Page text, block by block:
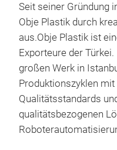
Seit seiner Gründung
Obje Plastik durch
aus.Obje Plastik ist
Exporteure der
großen Werk in
Produktionszyklen
Qualitätsstandards
qualitätsbezogenen